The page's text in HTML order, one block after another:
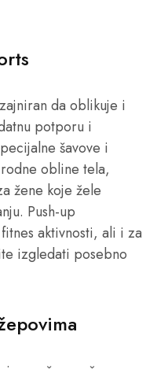
da oblikuje i
potporu i
šavove i
obline tela,
žene koje žele
Push-up
aktivnosti, ali i za
izgledati posebno